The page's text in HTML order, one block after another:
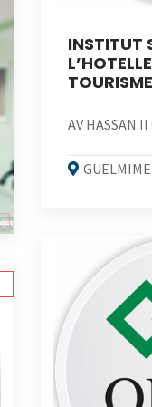
INSTITUT
AV HASSAN
GUELMIME